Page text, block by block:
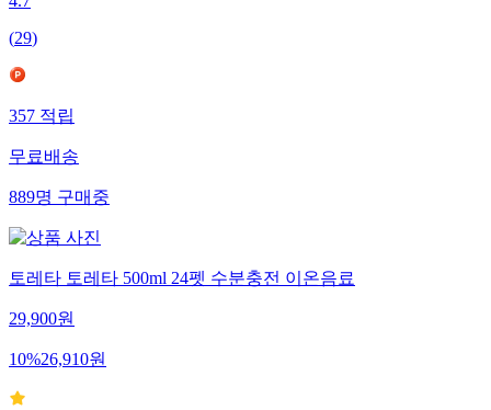
4.7
(29)
357적립
무료배송
889명구매중
토레타 토레타 500ml 24펫 수분충전 이온음료
29,900원
10%26,910원